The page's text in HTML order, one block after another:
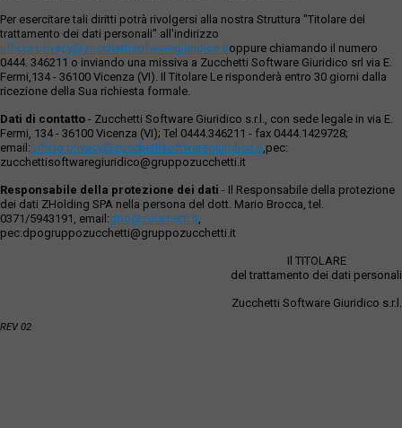
Per esercitare tali diritti potrà rivolgersi alla nostra Struttura "Titolare del
trattamento dei dati personali" all'indirizzo
ufficio.privacy@zucchettisofwaregiuridico.itoppure chiamando il numero
0444. 346211 o inviando una missiva a Zucchetti Software Giuridico srl via E.
Fermi,134 - 36100 Vicenza (VI). Il Titolare Le risponderà entro 30 giorni dalla
ricezione della Sua richiesta formale.
Dati di contatto - Zucchetti Software Giuridico s.r.l., con sede legale in via E.
Fermi, 134 - 36100 Vicenza (VI); Tel 0444.346211 - fax 0444.1429728;
email:ufficio.privacy@zucchettisoftwaregiuridico.it,pec:
zucchettisoftwaregiuridico@gruppozucchetti.it
Responsabile della protezione dei dati - Il Responsabile della protezione
dei dati ZHolding SPA nella persona del dott. Mario Brocca, tel.
0371/5943191, email:dpo@zucchetti.it,
pec:dpogruppozucchetti@gruppozucchetti.it
Il TITOLARE
del trattamento dei dati personali
Zucchetti Software Giuridico s.r.l.
REV 02